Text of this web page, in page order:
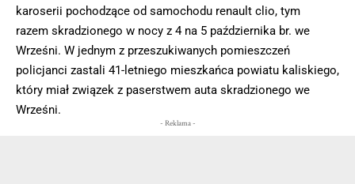
karoserii pochodzące od samochodu renault clio, tym
razem skradzionego w nocy z 4 na 5 października br. we
Wrześni. W jednym z przeszukiwanych pomieszczeń
policjanci zastali 41-letniego mieszkańca powiatu kaliskiego,
który miał związek z paserstwem auta skradzionego we
Wrześni.
- Reklama -